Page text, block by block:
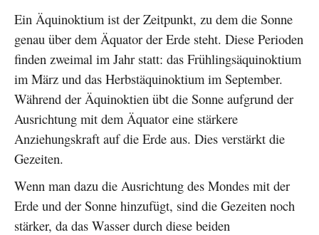
Ein Äquinoktium ist der Zeitpunkt, zu dem die Sonne
genau über dem Äquator der Erde steht. Diese Perioden
finden zweimal im Jahr statt: das Frühlingsäquinoktium
im März und das Herbstäquinoktium im September.
Während der Äquinoktien übt die Sonne aufgrund der
Ausrichtung mit dem Äquator eine stärkere
Anziehungskraft auf die Erde aus. Dies verstärkt die
Gezeiten.
Wenn man dazu die Ausrichtung des Mondes mit der
Erde und der Sonne hinzufügt, sind die Gezeiten noch
stärker, da das Wasser durch diese beiden